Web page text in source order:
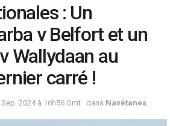
: Un
v Belfort et un
Wallydaan au
carré !
2024 à 16h56 Gmt dans Navétanes